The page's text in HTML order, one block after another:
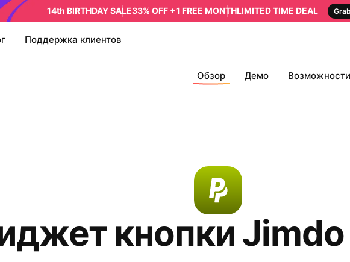
14th BIRTHDAY SALE33% OFF +1 FREE MONTHLIMITED TIME DEAL
Поддержка клиентов
Обзор Демо Возможности
кнопки Jimdo